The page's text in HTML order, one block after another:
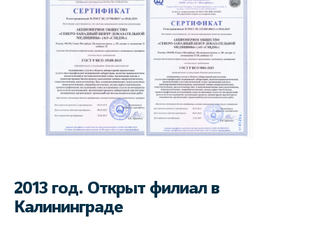
2013 год. Открыт филиал в
Калининграде